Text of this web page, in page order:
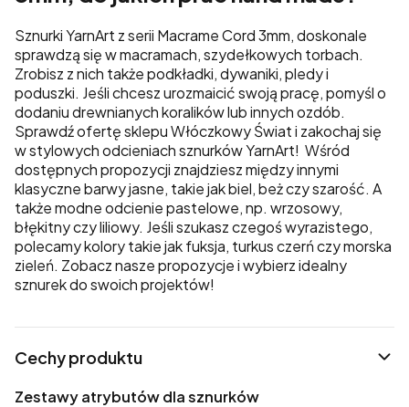
Sznurki YarnArt z serii Macrame Cord 3mm, doskonale
sprawdzą się w macramach, szydełkowych torbach.
Zrobisz z nich także podkładki, dywaniki, pledy i
poduszki. Jeśli chcesz urozmaicić swoją pracę, pomyśl o
dodaniu drewnianych koralików lub innych ozdób.
Sprawdź ofertę sklepu Włóczkowy Świat i zakochaj się
w stylowych odcieniach sznurków YarnArt! Wśród
dostępnych propozycji znajdziesz między innymi
klasyczne barwy jasne, takie jak biel, beż czy szarość. A
także modne odcienie pastelowe, np. wrzosowy,
błękitny czy liliowy. Jeśli szukasz czegoś wyrazistego,
polecamy kolory takie jak fuksja, turkus czerń czy morska
zieleń. Zobacz nasze propozycje i wybierz idealny
sznurek do swoich projektów!
Cechy produktu
Zestawy atrybutów dla sznurków